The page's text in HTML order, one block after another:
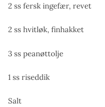
2 ss fersk ingefær, revet
2 ss hvitløk, finhakket
3 ss peanøttolje
1 ss riseddik
Salt